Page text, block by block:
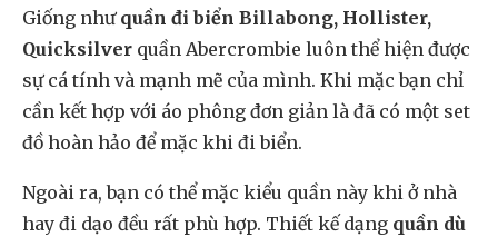
Giống như quần đi biển Billabong, Hollister,
Quicksilver quần Abercrombie luôn thể hiện được
sự cá tính và mạnh mẽ của mình. Khi mặc bạn chỉ
cần kết hợp với áo phông đơn giản là đã có một set
đồ hoàn hảo để mặc khi đi biển.
Ngoài ra, bạn có thể mặc kiểu quần này khi ở nhà
hay đi dạo đều rất phù hợp. Thiết kế dạng quần dù